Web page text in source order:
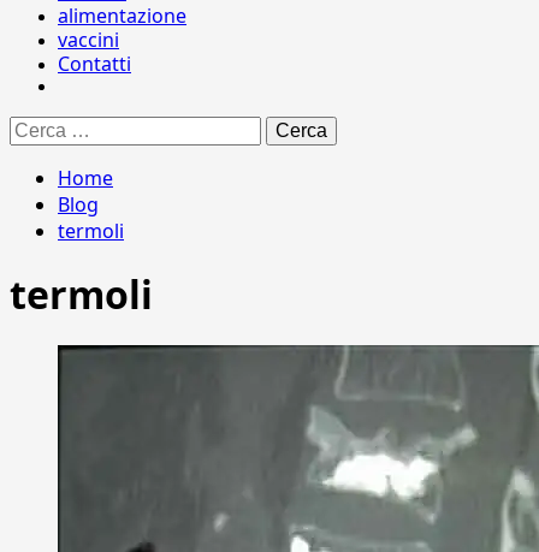
alimentazione
vaccini
Contatti
Ricerca
per:
Home
Blog
termoli
termoli